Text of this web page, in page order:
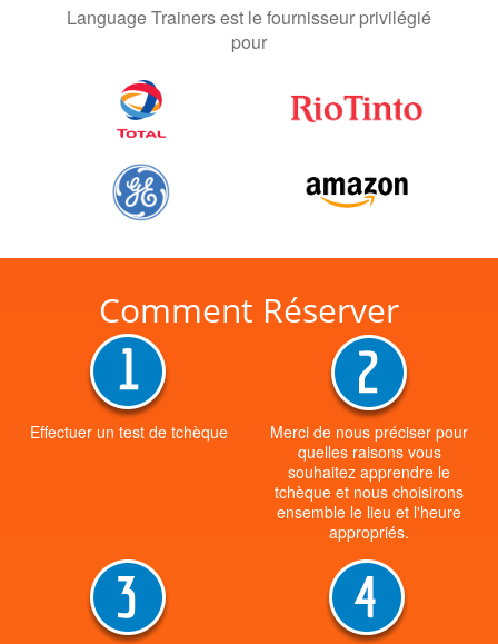
Language Trainers est le fournisseur privilégié
pour
Comment Réserver
Effectuer un test de tchèque
Merci de nous préciser pour
quelles raisons vous
souhaitez apprendre le
tchèque et nous choisirons
ensemble le lieu et l'heure
appropriés.